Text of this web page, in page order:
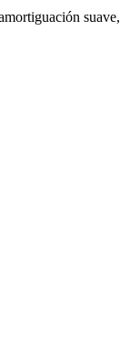
suave,